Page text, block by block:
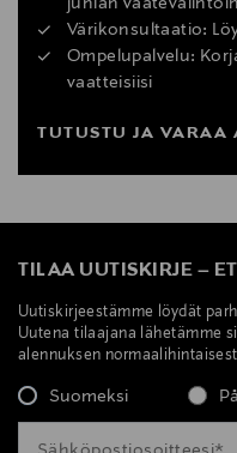
juhlan
Värikonsultaatio:
Ompelupalvelu:
vaatteisiisi
TUTUSTU JA VARAA
TILAA UUTISKIRJE –
Uutiskirjeestämme löydät
Uutena tilaajana lähetämme
alennuksen
Suomeksi